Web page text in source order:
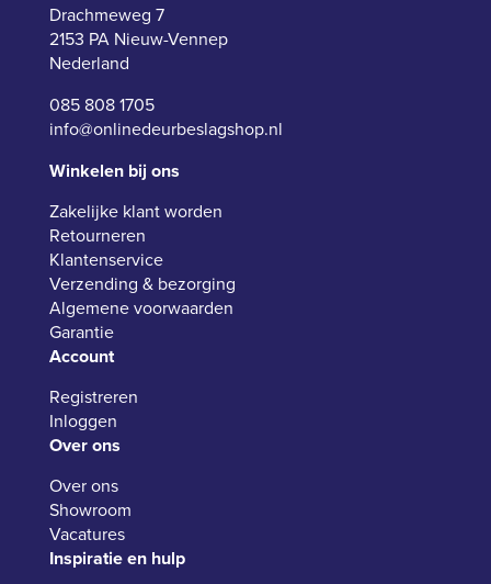
Drachmeweg 7
2153 PA Nieuw-Vennep
Nederland
085 808 1705
info@onlinedeurbeslagshop.nl
Winkelen bij ons
Zakelijke klant worden
Retourneren
Klantenservice
Verzending & bezorging
Algemene voorwaarden
Garantie
Account
Registreren
Inloggen
Over ons
Over ons
Showroom
Vacatures
Inspiratie en hulp